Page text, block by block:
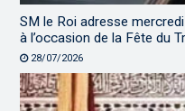
SM le Roi adresse
à l’occasion de la Fête du
28/07/2026